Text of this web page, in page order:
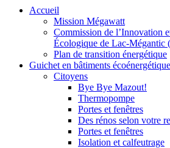
Accueil
Mission Mégawatt
Commission de l’Innovation
Écologique de Lac-Mégantic
Plan de transition énergétique
Guichet en bâtiments
Citoyens
Bye Bye Mazout!
Thermopompe
Portes et fenêtres
Des rénos selon votre
Portes et fenêtres
Isolation et calfeutrage